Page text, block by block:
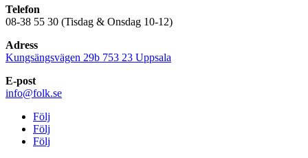
Telefon
08-38 55 30 (Tisdag & Onsdag 10-12)
Adress
Kungsängsvägen 29b 753 23 Uppsala
E-post
info@folk.se
Följ
Följ
Följ